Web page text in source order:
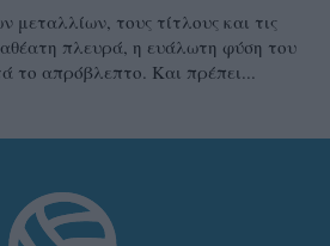
τους τίτλους και τις
αθέατη πλευρά, η ευάλωτη φύση του
το απρόβλεπτο. Και πρέπει...